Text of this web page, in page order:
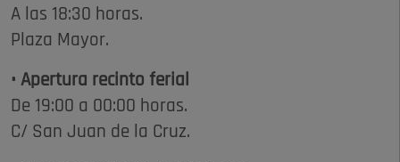
A las 18:30 horas.
Plaza Mayor.
• Apertura recinto ferial
De 19:00 a 00:00 horas.
C/ San Juan de la Cruz.